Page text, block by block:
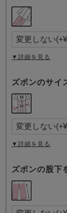
▼詳細を見る
ズボンのサイ
▼詳細を見る
ズボンの股下